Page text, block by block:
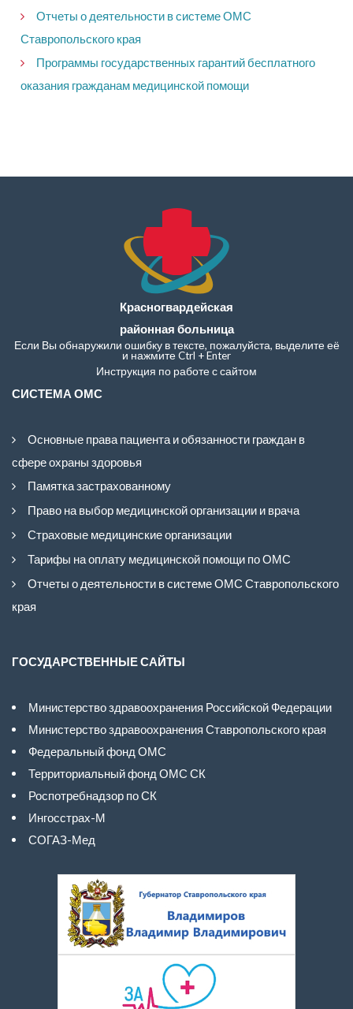
Отчеты о деятельности в системе ОМС
Ставропольского края
Программы государственных гарантий бесплатного
оказания гражданам медицинской помощи
Красногвардейская
районная больница
Если Вы обнаружили ошибку в тексте, пожалуйста, выделите её
и нажмите Ctrl + Enter
Инструкция по работе с сайтом
СИСТЕМА ОМС
Основные права пациента и обязанности граждан в
сфере охраны здоровья
Памятка застрахованному
Право на выбор медицинской организации и врача
Страховые медицинские организации
Тарифы на оплату медицинской помощи по ОМС
Отчеты о деятельности в системе ОМС Ставропольского
края
ГОСУДАРСТВЕННЫЕ САЙТЫ
Министерство здравоохранения Российской Федерации
Министерство здравоохранения Ставропольского края
Федеральный фонд ОМС
Территориальный фонд ОМС СК
Роспотребнадзор по СК
Ингосстрах-М
СОГАЗ-Мед